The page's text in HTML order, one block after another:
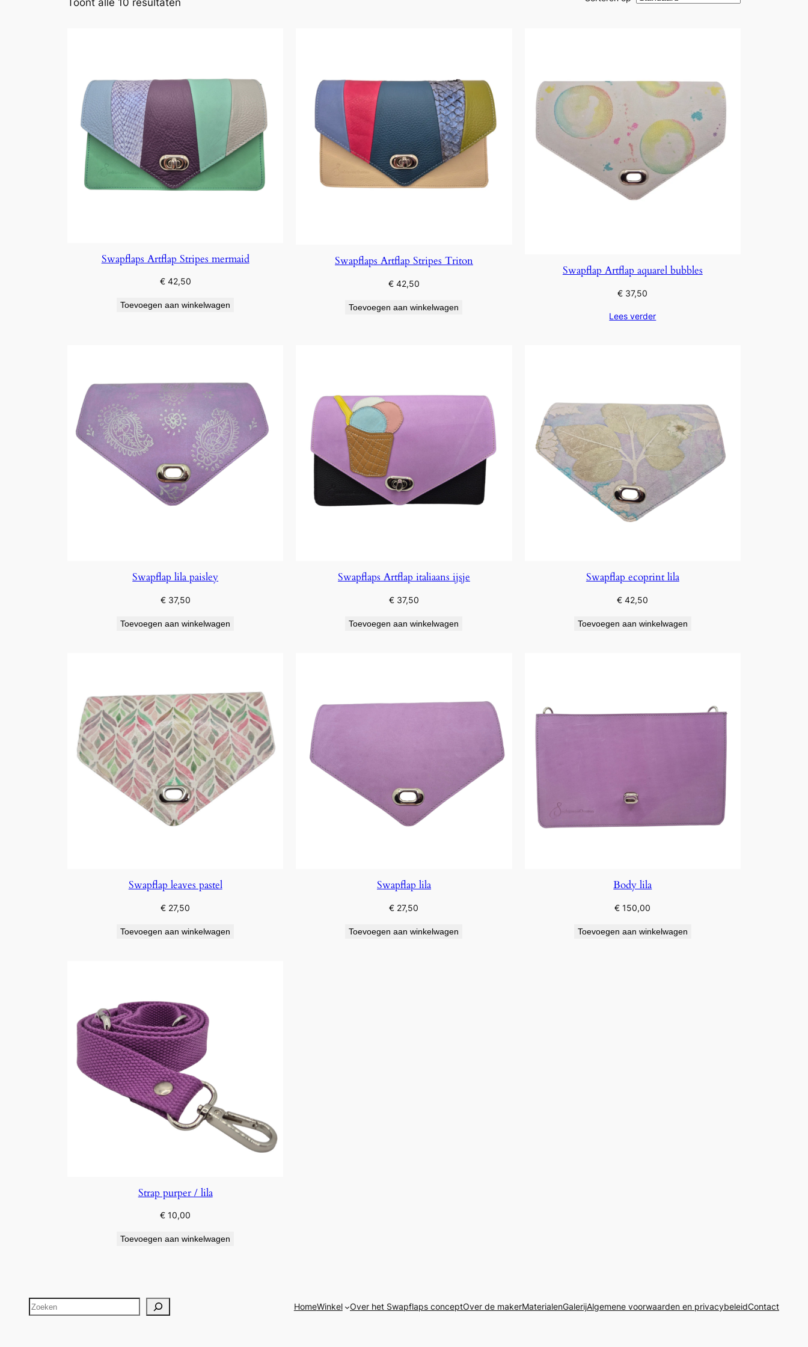
Swapflaps Artflap Stripes mermaid
€42,50
Toevoegen aan winkelwagen
Swapflaps Artflap Stripes Triton
€42,50
Toevoegen aan winkelwagen
Swapflap Artflap aquarel bubbles
€ 37,50
Lees verder
Swapflap lila paisley
€37,50
Toevoegen aan winkelwagen
Swapflaps Artflap italiaans ijsje
€37,50
Toevoegen aan winkelwagen
Swapflap ecoprint lila
€ 42,50
Toevoegen aan winkelwagen
Swapflap leaves pastel
€ 27,50
Toevoegen aan winkelwagen
Swapflap lila
€ 27,50
Toevoegen aan winkelwagen
Body lila
€ 150,00
Toevoegen aan winkelwagen
Strap purper / lila
€ 10,00
Toevoegen aan winkelwagen
Zoeken HomeWinkel Over het Swapflaps conceptOver de makerMaterialenGalerijAlgemene voorwaarden en privacybeleidContact